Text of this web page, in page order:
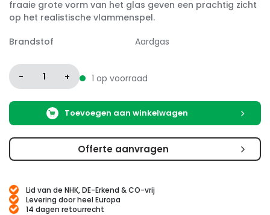
fraaie grote vorm van het glas geven een prachtig zicht
op het realistische vlammenspel.
Brandstof
Aardgas
- 1 + 1 op voorraad
Toevoegen aan winkelwagen
Offerte aanvragen
Lid van de NHK, DE-Erkend & CO-vrij
Levering door heel Europa
14 dagen retourrecht